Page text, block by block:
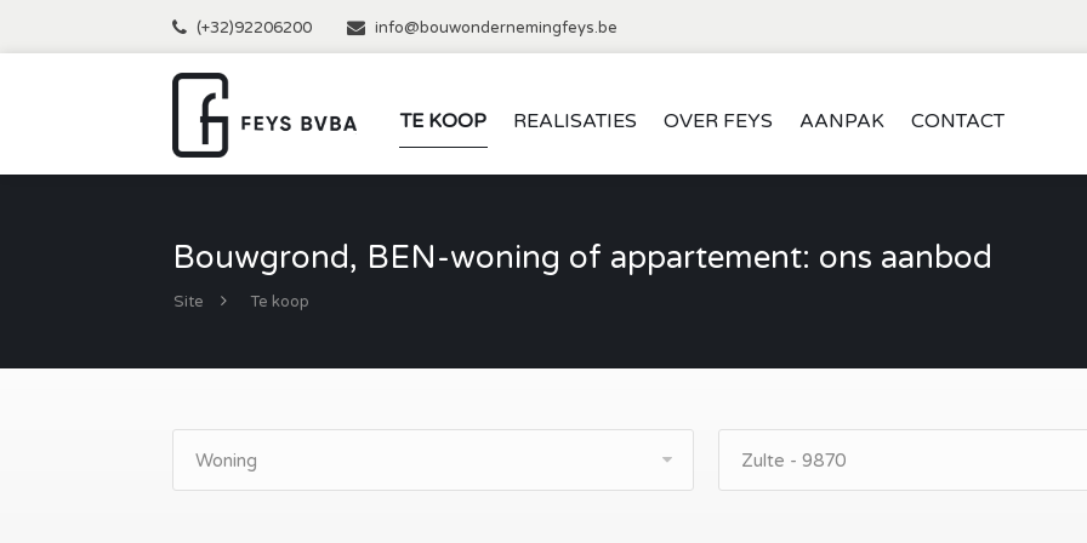
(+32)92206200 info@bouwondernemingfeys.be
TE KOOP REALISATIES OVER FEYS AANPAK CONTACT
Bouwgrond, BEN-woning of appartement: ons aanbod
Site Te koop
Woning Zulte - 9870